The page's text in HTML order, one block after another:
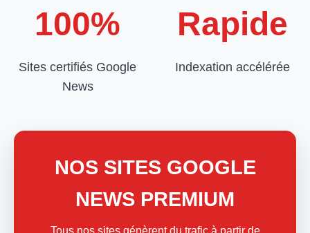
100%
Sites certifiés Google
News
Rapide
Indexation accélérée
NOS SITES GOOGLE
NEWS PREMIUM
Tous nos sites génèrent du trafic à partir de